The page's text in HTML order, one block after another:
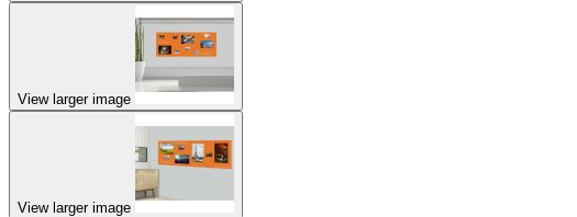
View larger image
View larger image